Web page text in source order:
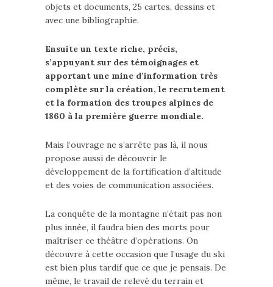
objets et documents, 25 cartes, dessins et
avec une bibliographie.
Ensuite un texte riche, précis,
s’appuyant sur des témoignages et
apportant une mine d’information très
complète sur la création, le recrutement
et la formation des troupes alpines de
1860 à la première guerre mondiale.
Mais l’ouvrage ne s’arrête pas là, il nous
propose aussi de découvrir le
développement de la fortification d’altitude
et des voies de communication associées.
La conquête de la montagne n’était pas non
plus innée, il faudra bien des morts pour
maîtriser ce théâtre d’opérations. On
découvre à cette occasion que l’usage du ski
est bien plus tardif que ce que je pensais. De
même, le travail de relevé du terrain et